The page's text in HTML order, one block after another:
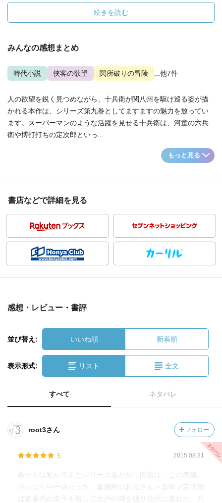
続きを読む
みんなの感想まとめ
時代小説 侠客の欲望 関所破りの冒険 ...他7件
人の欲望を鋭く見つめながら、十兵衛が関八州を駆け巡る姿が描
かれる本作は、シリーズ第九巻としてますますの魅力を放ってい
ます。スーパーマンのような活躍を見せる十兵衛は、河童の六兵
衛や博打打ちの定次郎といっ...
もっと見る
書店などで詳細を見る
感想・レビュー・書評
並び替え: いいね順 新着順
表示形式: リスト 全文
すべて ネタバレ
root3さん フォロー
5 2015.08.31
桑十とは私が考えたシリーズ名だが，問題は，この表紙。
やっぱり中一弥だった…逢坂剛のお父さん～新田ノ定次郎
は道案内の幸平を殺して大戸の関を破り信州に逃れた。八